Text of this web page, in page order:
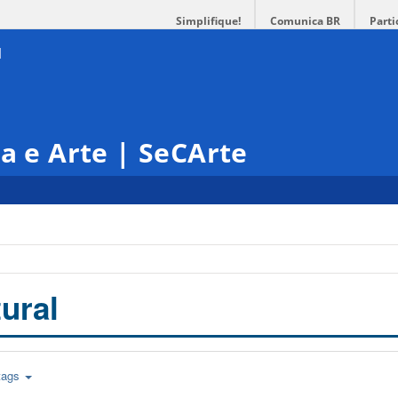
Simplifique! Comunica BR
e Arte | SeCArte